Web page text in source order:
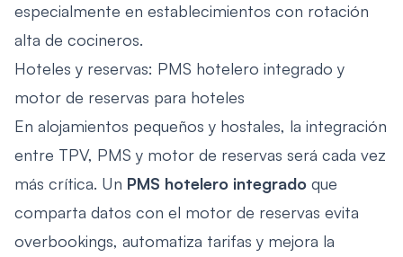
especialmente en establecimientos con rotación
alta de cocineros.
Hoteles y reservas: PMS hotelero integrado y
motor de reservas para hoteles
En alojamientos pequeños y hostales, la integración
entre TPV, PMS y motor de reservas será cada vez
más crítica. Un PMS hotelero integrado que
comparta datos con el motor de reservas evita
overbookings, automatiza tarifas y mejora la